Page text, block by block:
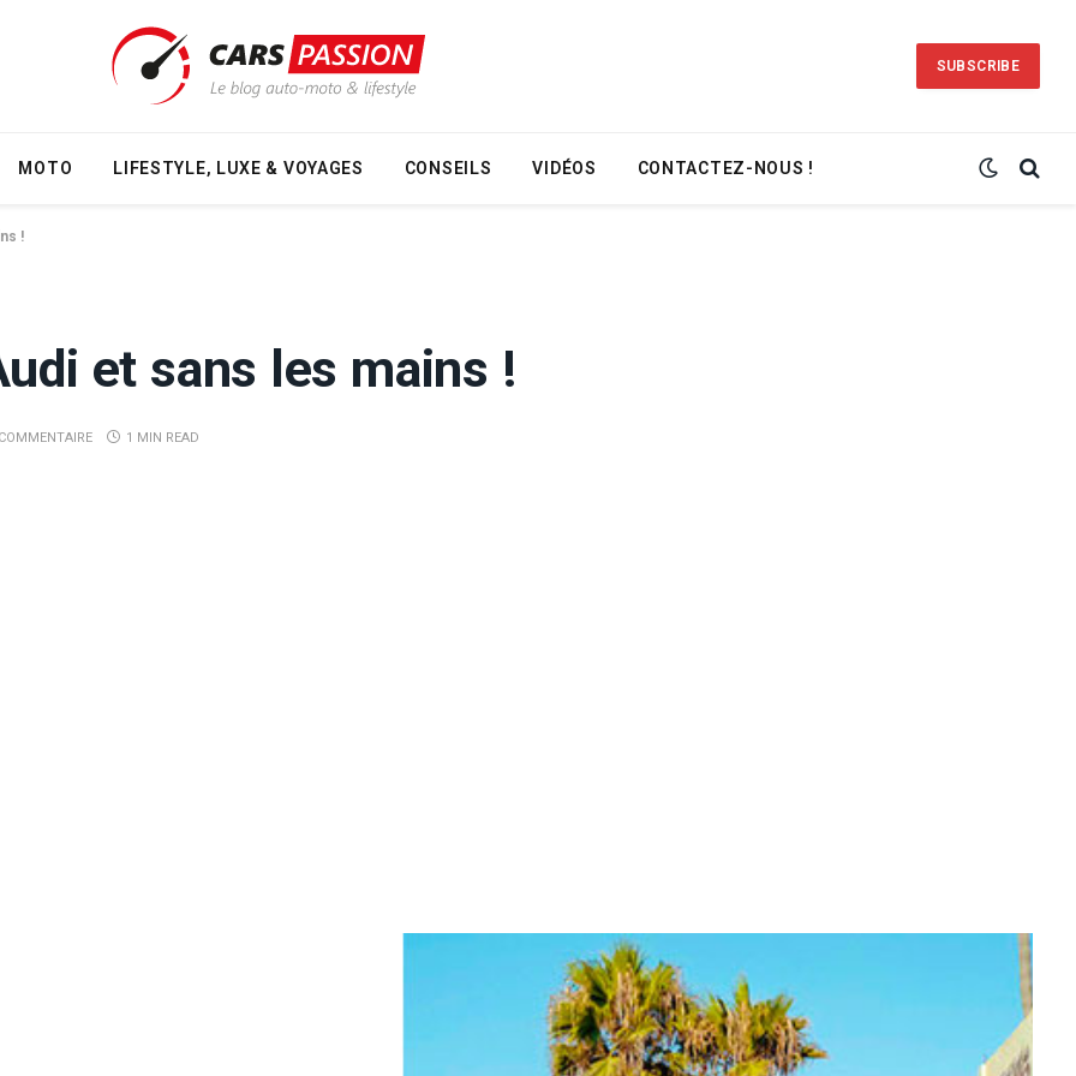
SUBSCRIBE
MOTO LIFESTYLE, LUXE & VOYAGES CONSEILS VIDÉOS CONTACTEZ-NOUS !
!
et sans les mains !
1 MIN READ